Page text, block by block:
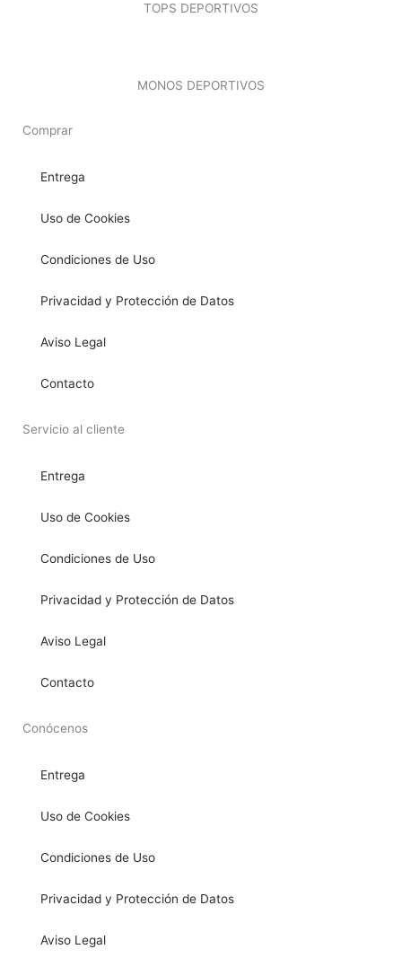
TOPS DEPORTIVOS
MONOS DEPORTIVOS
Comprar
Entrega
Uso de Cookies
Condiciones de Uso
Privacidad y Protección de Datos
Aviso Legal
Contacto
Servicio al cliente
Entrega
Uso de Cookies
Condiciones de Uso
Privacidad y Protección de Datos
Aviso Legal
Contacto
Conócenos
Entrega
Uso de Cookies
Condiciones de Uso
Privacidad y Protección de Datos
Aviso Legal